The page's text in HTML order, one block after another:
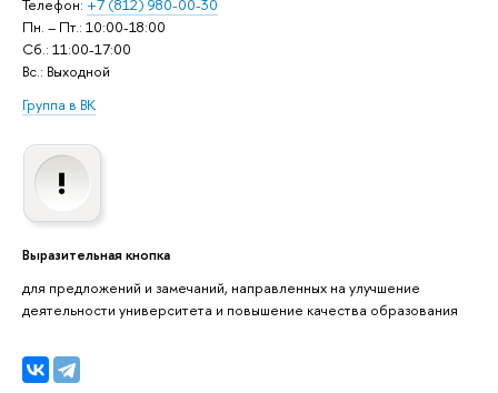
Телефон: +7 (812) 980-00-30
Пн. – Пт.: 10:00-18:00
Сб.: 11:00-17:00
Вс.: Выходной
Группа в ВК
Выразительная кнопка
для предложений и замечаний, направленных на улучшение
деятельности университета и повышение качества образования